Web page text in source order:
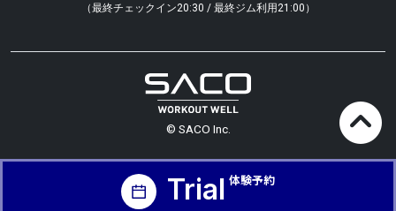
（最終チェックイン20:30 / 最終ジム利用21:00）
© SACO Inc.
Trial 体験予約